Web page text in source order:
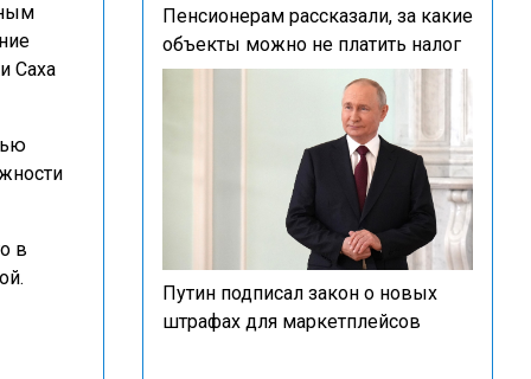
Саха
в
Пенсионерам рассказали, за какие
объекты можно не платить налог
Путин подписал закон о новых
штрафах для маркетплейсов